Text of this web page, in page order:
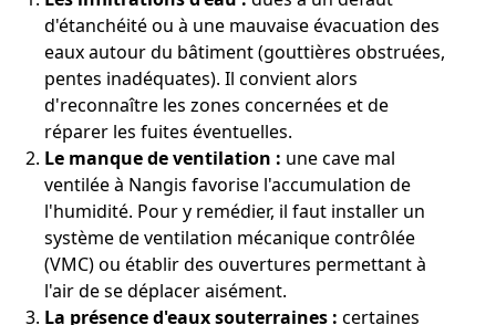
d'étanchéité ou à une mauvaise évacuation des
eaux autour du bâtiment (gouttières obstruées,
pentes inadéquates). Il convient alors
d'reconnaître les zones concernées et de
réparer les fuites éventuelles.
Le manque de ventilation : une cave mal
ventilée à Nangis favorise l'accumulation de
l'humidité. Pour y remédier, il faut installer un
système de ventilation mécanique contrôlée
(VMC) ou établir des ouvertures permettant à
l'air de se déplacer aisément.
La présence d'eaux souterraines : certaines